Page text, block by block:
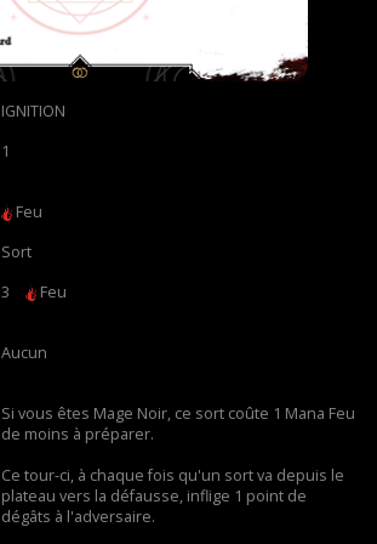
IGNITION
1
Feu
Sort
3 Feu
Aucun
Si vous êtes Mage Noir, ce sort coûte 1 Mana Feu
de moins à préparer.
Ce tour-ci, à chaque fois qu'un sort va depuis le
plateau vers la défausse, inflige 1 point de
dégâts à l'adversaire.